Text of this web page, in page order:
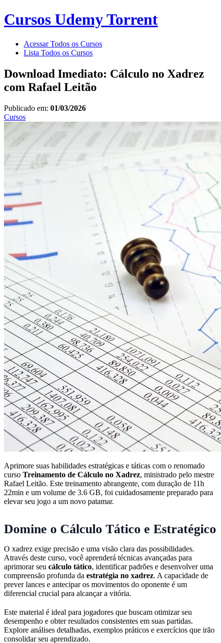
Cursos Udemy Torrent
Acessar Todos os Cursos
Lista Todos os Cursos
Download Imediato: Cálculo no Xadrez
com Rafael Leitão
Publicado em: 01/03/2026
Cursos
Aprimore suas habilidades estratégicas e táticas com o renomado
curso Treinamento de Cálculo no Xadrez, ministrado pelo mestre
Rafael Leitão. Este treinamento abrangente, com duração de 11h
22min e um volume de 3.6 GB, foi cuidadosamente preparado para
elevar seu jogo a um novo patamar.
Domine o Cálculo Tático e Estratégico
O xadrez exige precisão e uma visão clara das possibilidades.
Através deste curso, você aprenderá técnicas avançadas para
aprimorar seu cálculo tático, identificar padrões e desenvolver uma
compreensão profunda da estratégia no xadrez. A capacidade de
prever lances e antecipar os movimentos do oponente é um
diferencial crucial para alcançar a vitória.
Este material é ideal para jogadores que buscam otimizar seu
desempenho e obter resultados consistentes em suas partidas.
Explore análises detalhadas, exemplos práticos e exercícios que irão
consolidar seu aprendizado.